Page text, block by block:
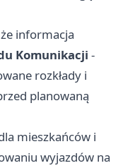
informacja
Komunikacji -
rozkłady i
planowaną
mieszkańców i
wyjazdów na